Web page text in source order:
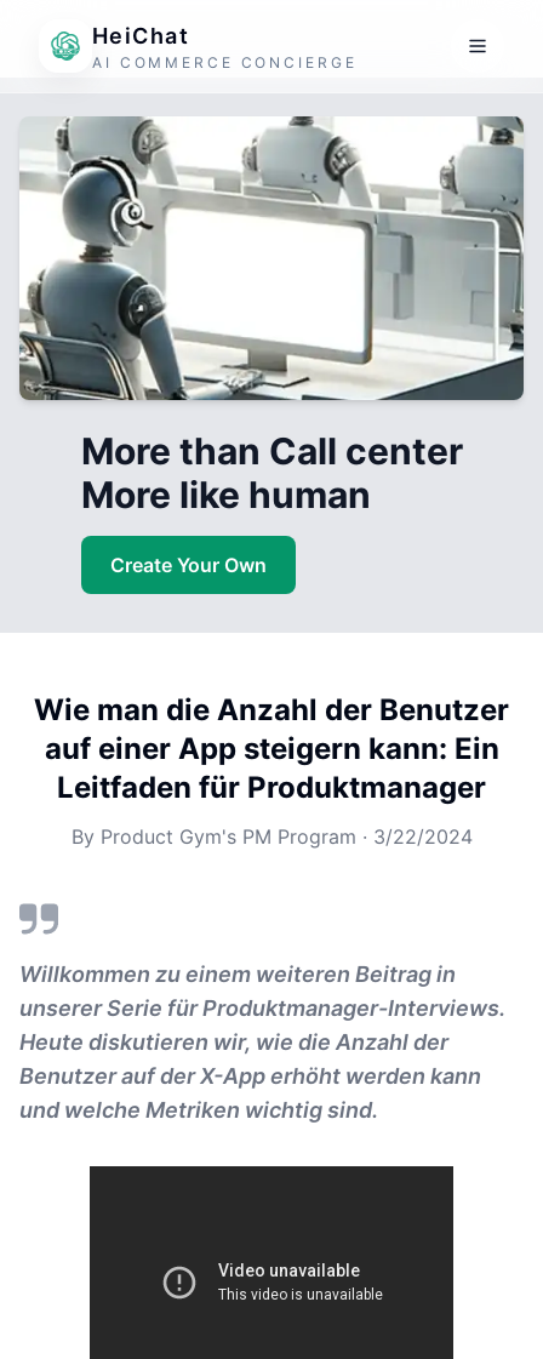
HeiChat
AI COMMERCE CONCIERGE
More than Call center
More like human
Create Your Own
Wie man die Anzahl der Benutzer
auf einer App steigern kann: Ein
Leitfaden für Produktmanager
By Product Gym's PM Program · 3/22/2024
Willkommen zu einem weiteren Beitrag in
unserer Serie für Produktmanager-Interviews.
Heute diskutieren wir, wie die Anzahl der
Benutzer auf der X-App erhöht werden kann
und welche Metriken wichtig sind.